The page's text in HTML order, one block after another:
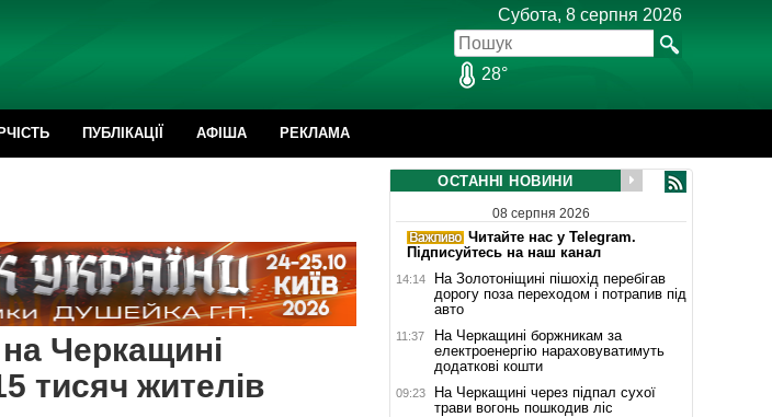
Субота, 8 серпня 2026
28°
ПУБЛІКАЦІЇ АФІША РЕКЛАМА
Черкащині
тисяч жителів
ОСТАННІ НОВИНИ
08 серпня 2026
Читайте нас у Telegram.
Підписуйтесь на наш канал
14:14
На Золотоніщині пішохід перебігав
дорогу поза переходом і потрапив під
авто
11:37
На Черкащині боржникам за
електроенергію нараховуватимуть
додаткові кошти
09:23
На Черкащині через підпал сухої
трави вогонь пошкодив ліс